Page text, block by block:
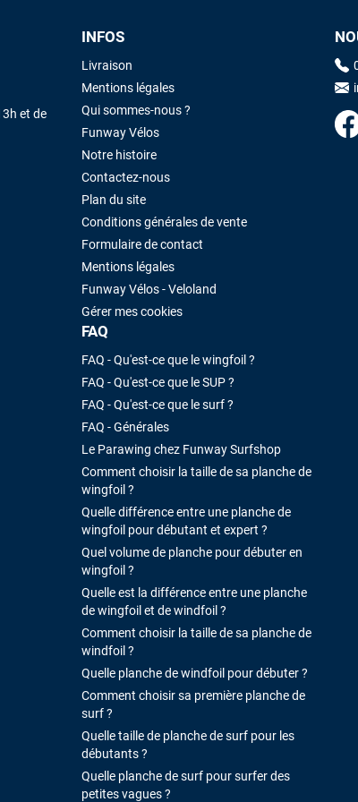
et de
INFOS
Livraison
Mentions légales
Qui sommes-nous ?
Funway Vélos
Notre histoire
Contactez-nous
Plan du site
Conditions générales de vente
Formulaire de contact
Mentions légales
Funway Vélos - Veloland
Gérer mes cookies
FAQ
FAQ - Qu'est-ce que le wingfoil ?
FAQ - Qu'est-ce que le SUP ?
FAQ - Qu'est-ce que le surf ?
FAQ - Générales
Le Parawing chez Funway Surfshop
Comment choisir la taille de sa planche de
wingfoil ?
Quelle différence entre une planche de
wingfoil pour débutant et expert ?
Quel volume de planche pour débuter en
wingfoil ?
Quelle est la différence entre une planche
de wingfoil et de windfoil ?
Comment choisir la taille de sa planche de
windfoil ?
Quelle planche de windfoil pour débuter ?
Comment choisir sa première planche de
surf ?
Quelle taille de planche de surf pour les
débutants ?
Quelle planche de surf pour surfer des
petites vagues ?
Maronui RICHMOND
il y a 3 mois
J'ai acheté une voile d'occasion depuis Tahiti. Super service.
été rapide. La voile est arrivée en super état. Mauruuru roa.
VOIR TOUS LES AVIS